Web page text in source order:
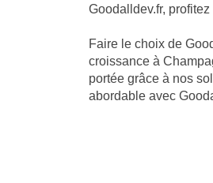
Goodalldev.fr,
Faire le choix de
croissance à
portée grâce à nos
abordable avec